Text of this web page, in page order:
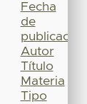
Fecha
de
publicación
Autor
Título
Materia
Tipo